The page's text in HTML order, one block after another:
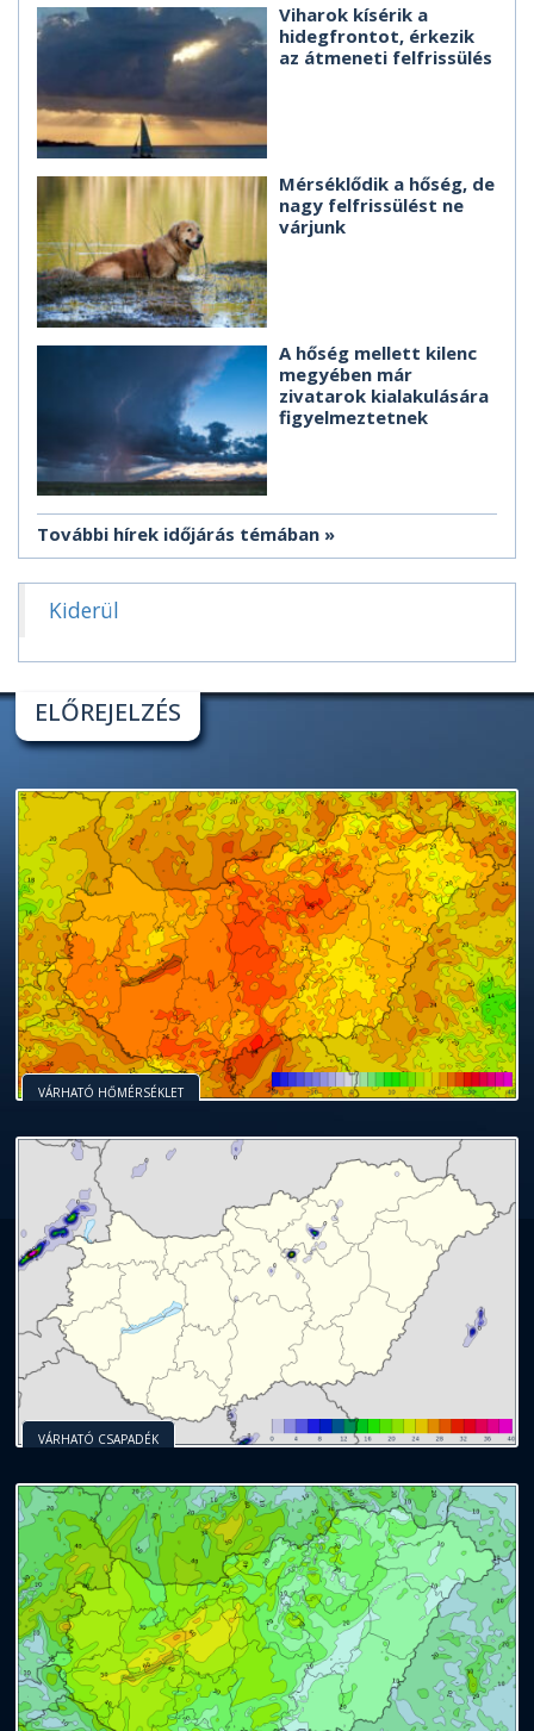
Viharok kísérik a
hidegfrontot, érkezik
az átmeneti felfrissülés
Mérséklődik a hőség, de
nagy felfrissülést ne
várjunk
A hőség mellett kilenc
megyében már
zivatarok kialakulására
figyelmeztetnek
További hírek időjárás témában
Kiderül
ELŐREJELZÉS
VÁRHATÓ HŐMÉRSÉKLET
VÁRHATÓ CSAPADÉK